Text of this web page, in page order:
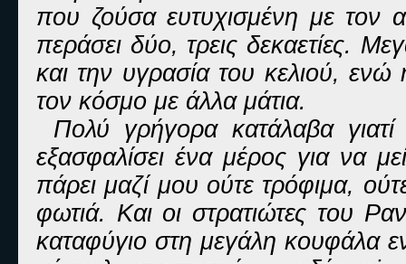
που ζούσα ευτυχισμένη με τον
περάσει δύο, τρεις δεκαετίες.
και την υγρασία του κελιού,
τον κόσμο με άλλα μάτια.
Πολύ γρήγορα κατάλαβα
εξασφαλίσει ένα μέρος για να
πάρει μαζί μου ούτε τρόφιμα,
φωτιά. Και οι στρατιώτες του
καταφύγιο στη μεγάλη κουφάλα